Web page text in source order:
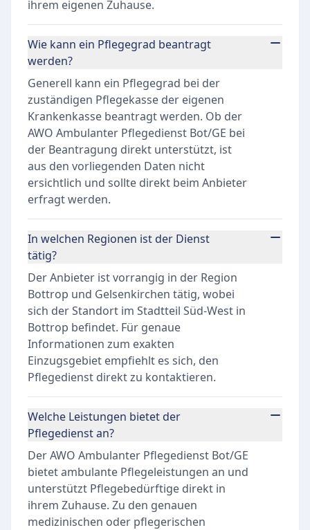
ihrem eigenen Zuhause.
Wie kann ein Pflegegrad beantragt
werden?
Generell kann ein Pflegegrad bei der
zuständigen Pflegekasse der eigenen
Krankenkasse beantragt werden. Ob der
AWO Ambulanter Pflegedienst Bot/GE bei
der Beantragung direkt unterstützt, ist
aus den vorliegenden Daten nicht
ersichtlich und sollte direkt beim Anbieter
erfragt werden.
In welchen Regionen ist der Dienst
tätig?
Der Anbieter ist vorrangig in der Region
Bottrop und Gelsenkirchen tätig, wobei
sich der Standort im Stadtteil Süd-West in
Bottrop befindet. Für genaue
Informationen zum exakten
Einzugsgebiet empfiehlt es sich, den
Pflegedienst direkt zu kontaktieren.
Welche Leistungen bietet der
Pflegedienst an?
Der AWO Ambulanter Pflegedienst Bot/GE
bietet ambulante Pflegeleistungen an und
unterstützt Pflegebedürftige direkt in
ihrem Zuhause. Zu den genauen
medizinischen oder pflegerischen